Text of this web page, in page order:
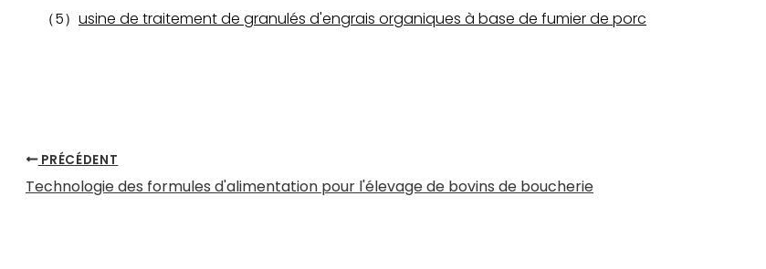
（5） usine de traitement de granulés d'engrais organiques à base de fumier de porc
PRÉCÉDENT
Technologie des formules d'alimentation pour l'élevage de bovins de boucherie